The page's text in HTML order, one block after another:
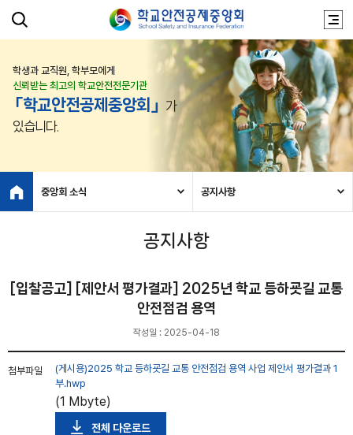
학생과 교직원, 학부모에게
신뢰받는 최고의 학교안전전문기관
「학교안전공제중앙회」
가
있습니다.
중앙회 소식 공지사항
공지사항
[입찰공고] [제안서 평가결과] 2025년 학교 등하굣길 교통
안전점검 용역
작성일 : 2025-04-18
첨부파일
(게시용)2025 학교 등하굣길 교통 안전점검 용역 사업 제안서 평가결과 1
부.hwp
(1 Mbyte)
전체 다운로드